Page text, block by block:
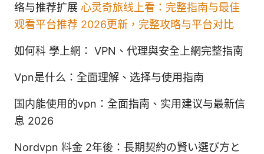
络与推荐扩展 心灵奇旅线上看：完整指南与最佳
观看平台推荐 2026更新，完整攻略与平台对比
如何科 學上網： VPN、代理與安全上網完整指南
Vpn是什么：全面理解、选择与使用指南
国内能使用的vpn：全面指南、实用建议与最新信
息 2026
Nordvpn 料金 2年後：長期契約の賢い選び方と